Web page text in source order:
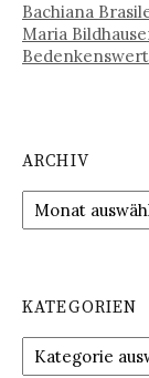
Bachiana
Maria
ARCHIV
Archiv
KATEGORIEN
Kategorien